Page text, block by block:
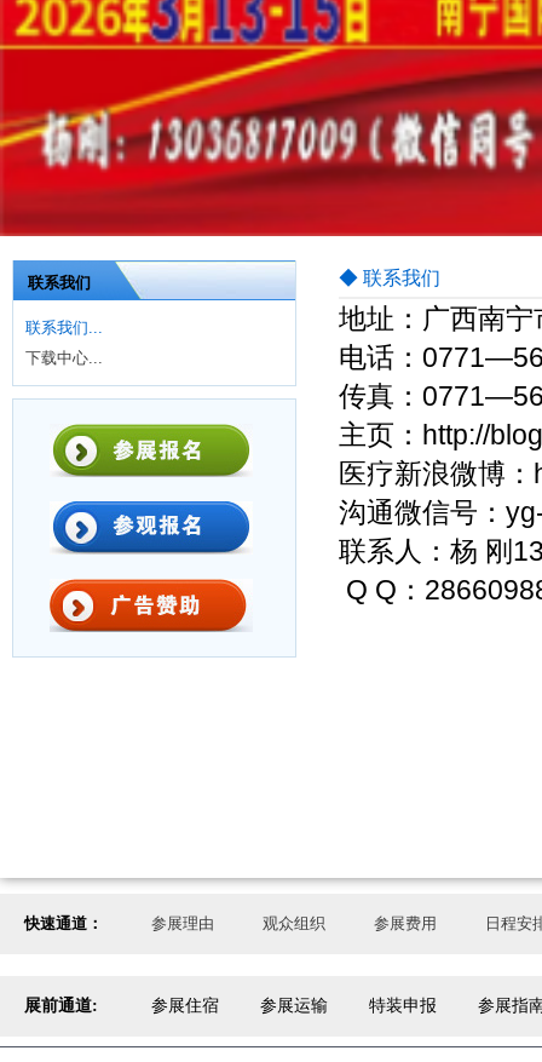
联系我们
联系我们...
下载中心...
◆ 联系我们
地址：广西南
电话：
传真：
主页：http://
医疗新浪微博
沟通微信号：
联系人：杨 刚
Q Q：
快速通道： 参展理由 观众组织 参展费用 日程安
展前通道: 参展住宿 参展运输 特装申报 参展指